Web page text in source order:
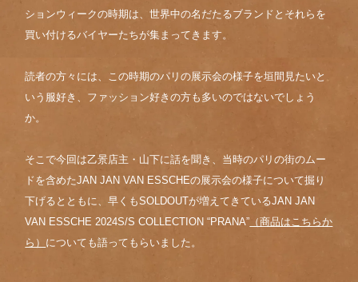
ションウィークの時期は、世界中の名だたるブランドとそれらを
買い付けるバイヤーたちが集まってきます。
読者の方々には、この時期のパリの展示会の様子を垣間見たいと
いう服好き、ファッション好きの方も多いのではないでしょう
か。
そこで今回は乙景店主・山下に話を聞き、当時のパリの街のムー
ドを含めたJAN JAN VAN ESSCHEの展示会の様子について掘り
下げるとともに、早くもSOLDOUTが増えてきているJAN JAN
VAN ESSCHE 2024S/S COLLECTION “PRANA” （商品はこちらか
ら） についても語ってもらいました。